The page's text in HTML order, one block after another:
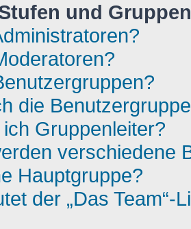
und Gruppen
die
Gruppenleiter?
verschiedene
Hauptgruppe?
der „Das Team“-